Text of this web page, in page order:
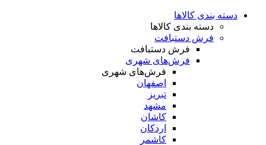
دسته بندی کالاها
دسته بندی کالاها
فرش دستبافت
فرش دستبافت
فرش‌های شهری
فرش‌های شهری
اصفهان
تبریز
مشهد
کاشان
اردکان
کاشمر